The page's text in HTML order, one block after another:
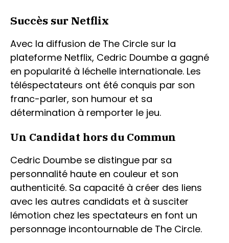
Succès sur Netflix
Avec la diffusion de The Circle sur la
plateforme Netflix, Cedric Doumbe a gagné
en popularité à léchelle internationale. Les
téléspectateurs ont été conquis par son
franc-parler, son humour et sa
détermination à remporter le jeu.
Un Candidat hors du Commun
Cedric Doumbe se distingue par sa
personnalité haute en couleur et son
authenticité. Sa capacité à créer des liens
avec les autres candidats et à susciter
lémotion chez les spectateurs en font un
personnage incontournable de The Circle.